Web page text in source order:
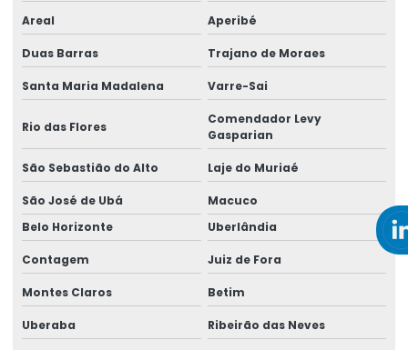
Empresa de análise ergonômica preliminar
Empresa de análise de ntep
Empresa de assessoria em ergonomia
Empresa de assessoria jurídica
Empresa de assistência pericial
Empresa de avaliação de capacidade laborativa
Empresa de consultoria em ergonomia
Empresa de consultoria higiene ocupacional
Empresa de consultoria em ntep
Areal Aperibé
Duas Barras Trajano de Moraes
Santa Maria Madalena Varre-Sai
Rio das Flores
Comendador Levy
Gasparian
São Sebastião do Alto Laje do Muriaé
São José de Ubá
Macuco
Belo Horizonte
Uberlândia
Contagem Juiz de Fora
Montes Claros Betim
Uberaba Ribeirão das Neves